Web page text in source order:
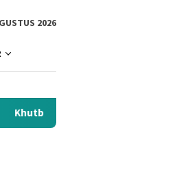
2026
2026 Menyentuh Hati: Kumpulan